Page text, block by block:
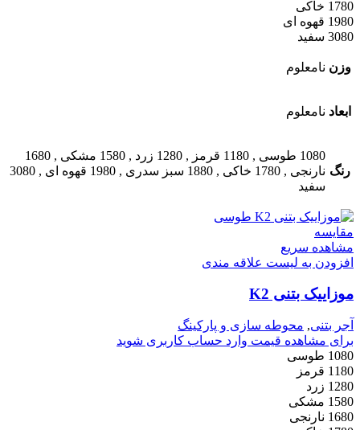
1780 خاکی
1980 قهوه ای
3080 سفید
وزن نامعلوم
ابعاد نامعلوم
رنگ
1080 طوسی , 1180 قرمز , 1280 زرد , 1580 مشکی ,
1680
نارنجی , 1780 خاکی , 1880 سبز سدری , 1980 قهوه ای ,
3080
سفید
مقایسه
مشاهده سریع
افزودن به لیست علاقه مندی
موزاییک بتنی K2
آجر بتنی, محوطه سازی و پارکینگ
برای مشاهده قیمت وارد حساب کاربری شوید
1080 طوسی
1180 قرمز
1280 زرد
1580 مشکی
1680 نارنجی